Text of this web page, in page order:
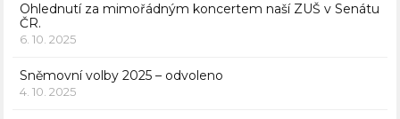
Ohlednutí za mimořádným koncertem naší ZUŠ v Senátu
ČR.
6. 10. 2025
Sněmovní volby 2025 – odvoleno
4. 10. 2025